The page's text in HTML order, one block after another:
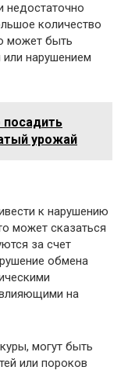
недостаточно
количество
может быть
или нарушением
посадить
урожай
к нарушению
может сказаться
за счет
обмена
на
могут быть
или пороков